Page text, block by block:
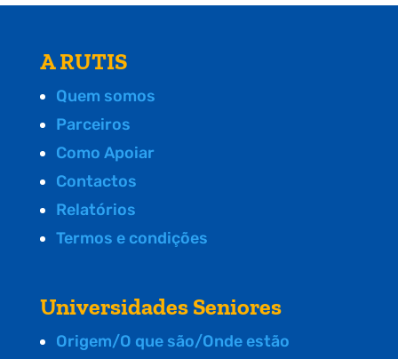
A RUTIS
Quem somos
Parceiros
Como Apoiar
Contactos
Relatórios
Termos e condições
Universidades Seniores
Origem/O que são/Onde estão